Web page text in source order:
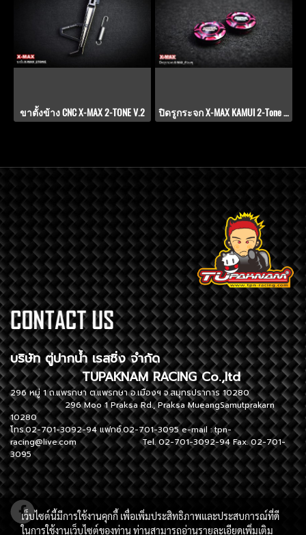
ขาตั้งข้าง CNC X-MAX 2-TONE V.2 ปิดรูกระจก X-MAX KAMUI 2-Tone สีชมพู
บริษัท ตู่ปากน้ำ เรสซิ่ง จำกัด
TUPAKNAM RACING Co.,ltd
296 หมู่ 1 ถ.แพรกษา ต.แพรกษา อ.เมืองฯ จ.สมุทรปราการ 10280
296 Moo 1 Praksa Rd., Praksa MueangSamutprakarn
10280
โทร.02-701-3092-94 แฟกซ์.02-701-3095 e-mail :tpn-
racing@live.com Tel. 02-701-3092-94 Fax. 02-701-
3095
เว็บไซต์นี้มีการใช้งานคุกกี้ เพื่อเพิ่มประสิทธิภาพและประสบการณ์ที่ดี
ในการใช้งานเว็บไซต์ของท่าน ท่านสามารถอ่านรายละเอียดเพิ่มเติม